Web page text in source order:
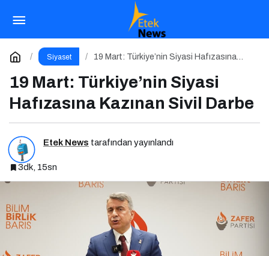
Siyaset
19 Mart: Türkiye’nin Siyasi Hafızasına
19 Mart: Türkiye’nin Siyasi
Hafızasına Kazınan Sivil Darbe
Etek News tarafından yayınlandı
3dk, 15sn
19 Mart: Türkiye’nin Siyasi Hafızasına Kazınan
Sivil Darbe
Yorum Yap